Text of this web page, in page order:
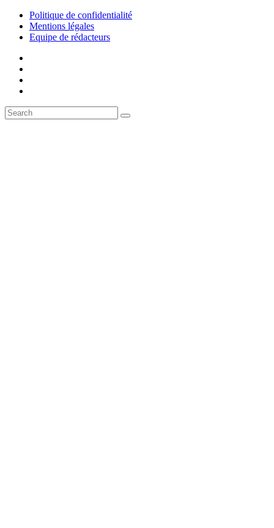
Politique de confidentialité
Mentions légales
Equipe de rédacteurs